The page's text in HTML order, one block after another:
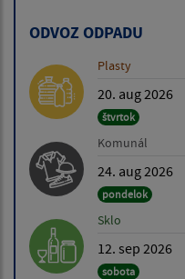
ODVOZ ODPADU
Plasty
20. aug 2026
štvrtok
Komunál
24. aug 2026
pondelok
Sklo
12. sep 2026
sobota